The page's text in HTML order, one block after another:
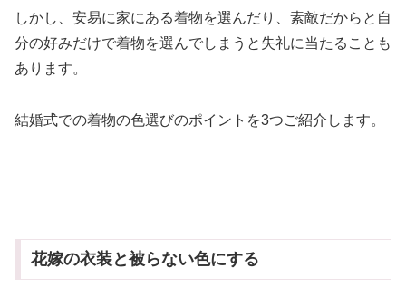
しかし、安易に家にある着物を選んだり、素敵だからと自
分の好みだけで着物を選んでしまうと失礼に当たることも
あります。
結婚式での着物の色選びのポイントを3つご紹介します。
花嫁の衣装と被らない色にする